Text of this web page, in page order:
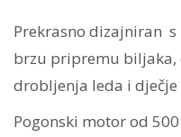
Prekrasno dizajniran
brzu pripremu biljaka,
drobljenja leda i dječje
Pogonski motor od